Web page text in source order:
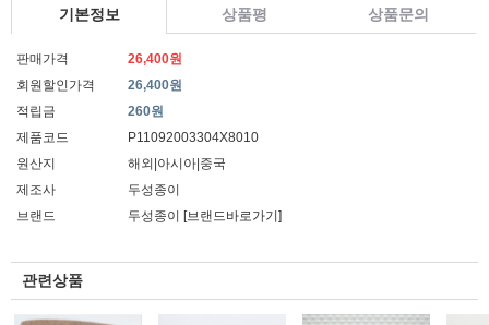
기본정보 상품평 상품문의
판매가격
26,400원
회원할인가격
26,400원
적립금
260원
제품코드
P11092003304X8010
원산지
해외|아시아|중국
제조사
두성종이
브랜드
두성종이 [브랜드바로가기]
관련상품